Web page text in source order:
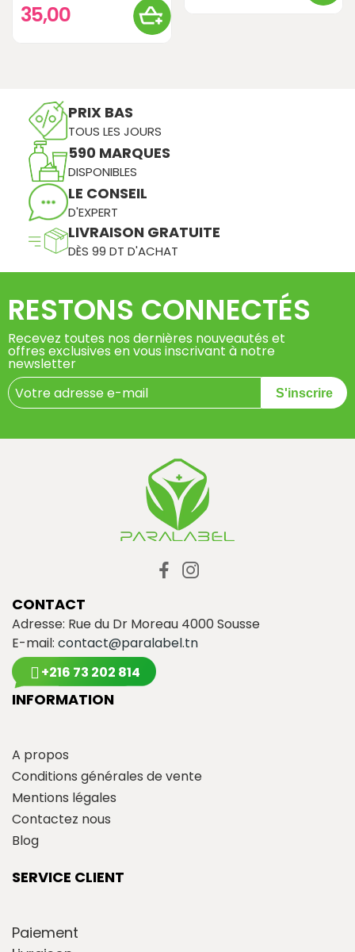
35,00
PRIX BAS
TOUS LES JOURS
590 MARQUES
DISPONIBLES
LE CONSEIL
D'EXPERT
LIVRAISON GRATUITE
DÈS 99 DT D'ACHAT
RESTONS CONNECTÉS
Recevez toutes nos dernières nouveautés et
offres exclusives en vous inscrivant à notre
newsletter
S'inscrire
CONTACT
Adresse: Rue du Dr Moreau 4000 Sousse
E-mail: contact@paralabel.tn
+216 73 202 814
INFORMATION
A propos
Conditions générales de vente
Mentions légales
Contactez nous
Blog
SERVICE CLIENT
Paiement